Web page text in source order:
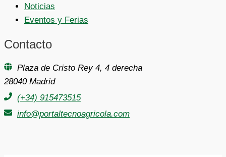
Noticias
Eventos y Ferias
Contacto
Plaza de Cristo Rey 4, 4 derecha
28040 Madrid
(+34) 915473515
info@portaltecnoagricola.com